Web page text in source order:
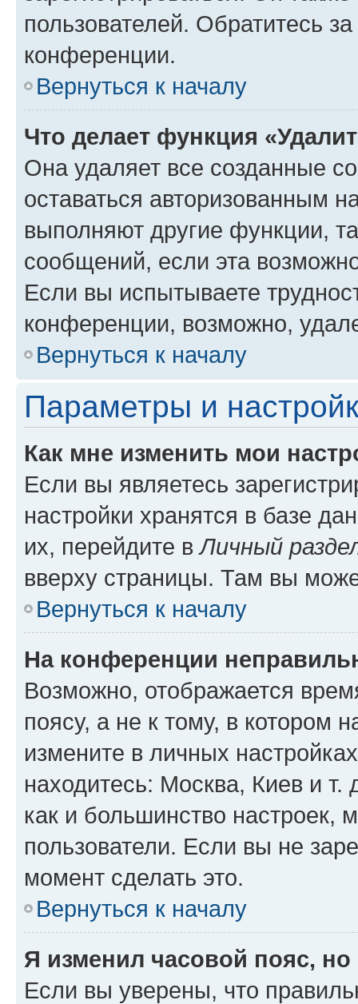
пользователей. Обратитесь
конференции.
Вернуться к началу
Что делает функция
Она удаляет все созданные
оставаться авторизованным
выполняют другие функции,
сообщений, если эта
Если вы испытываете
конференции, возможно,
Вернуться к началу
Параметры и
Как мне изменить мои
Если вы являетесь
настройки хранятся в базе
их, перейдите вЛичный
вверху страницы. Там вы
Вернуться к началу
На конференции
Возможно, отображается
поясу, а не к тому, в котором
измените в личных
находитесь: Москва, Киев и т.
как и большинство настроек,
пользователи. Если вы не
момент сделать это.
Вернуться к началу
Я изменил часовой пояс,
Если вы уверены, что